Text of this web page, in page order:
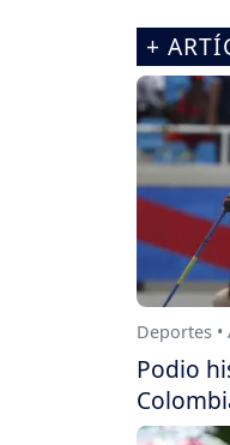
+
Deportes •
Podio